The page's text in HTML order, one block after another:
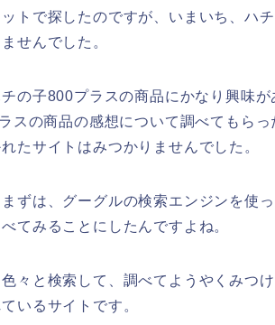
トで探したのですが、いまいち、ハ
せんでした。
の子800プラスの商品にかなり興味
スの商品の感想について調べてもら
たサイトはみつかりませんでした。
ずは、グーグルの検索エンジンを使
てみることにしたんですよね。
々と検索して、調べてようやくみつ
いるサイトです。